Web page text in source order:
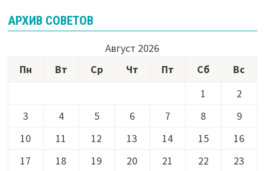
АРХИВ СОВЕТОВ
Август 2026
Пн
Вт Ср Чт Пт Сб
Вс
1
2
3
4 5 6 7 8
9
10
11 12 13 14 15
16
17
18 19 20 21 22
23